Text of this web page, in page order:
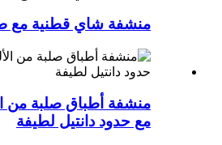
منشفة شاي قطنية مع
منشفة أطباق صلبة من
مع حدود دانتيل لطيفة